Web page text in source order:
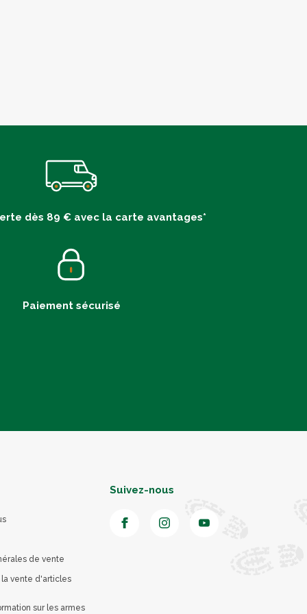
dès 89 € avec la carte avantages*
Paiement sécurisé
de vente
la vente d'articles
sur les armes
Suivez-nous